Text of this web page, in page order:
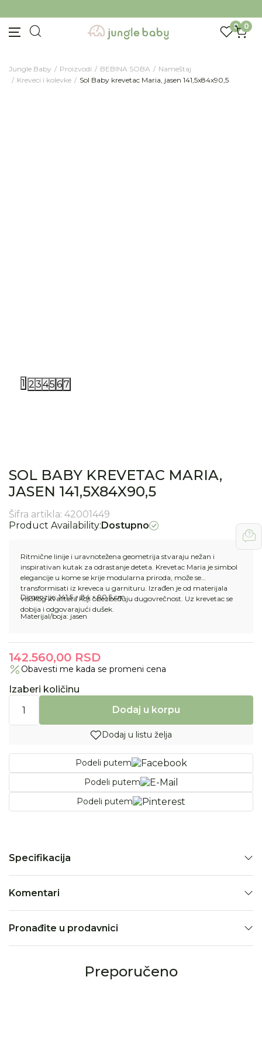
0 0
Jungle Baby Proizvodi BEBINA SOBA
Nameštaj
Kreveci i kolevke
Sol Baby krevetac Maria, jasen 141,5x84x90,5
1 2345 67
SOL BABY KREVETAC MARIA,
JASEN 141,5X84X90,5
Šifra artikla: 42001449
Product Availability:Dostupno
Ritmične linije i uravnotežena geometrija stvaraju nežan i
inspirativan kutak za odrastanje deteta. Krevetac Maria je simbol
elegancije u kome se krije modularna priroda, može se
transformisati iz kreveca u garnituru. Izrađen je od materijala
visokog kvaliteta koji obezbeđuju dugovrečnost. Uz krevetac se
dobija i odgovarajući dušek.
Dimenzije: 141,5 × 84 × 90,5 cm
Materijal/boja: jasen
142.560,00 RSD
Obavesti me kada se promeni cena
Izaberi količinu
Dodaj u korpu
Dodaj u listu želja
Podeli putem
Podeli putem
Podeli putem
Specifikacija
Komentari
Pronađite u prodavnici
Preporučeno
koji će saznati za naše najnovije proizvode i
posebne ponude.